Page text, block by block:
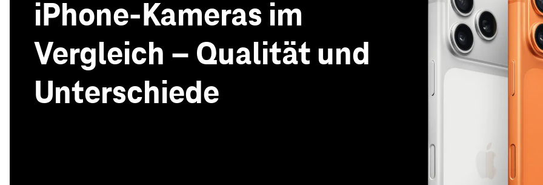
iPhone-Kameras im
Vergleich – Qualität und
Unterschiede